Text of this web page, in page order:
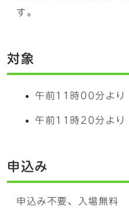
す。
対象
午前11時00分よ
午前11時20分よ
申込み
申込み不要、入場無料